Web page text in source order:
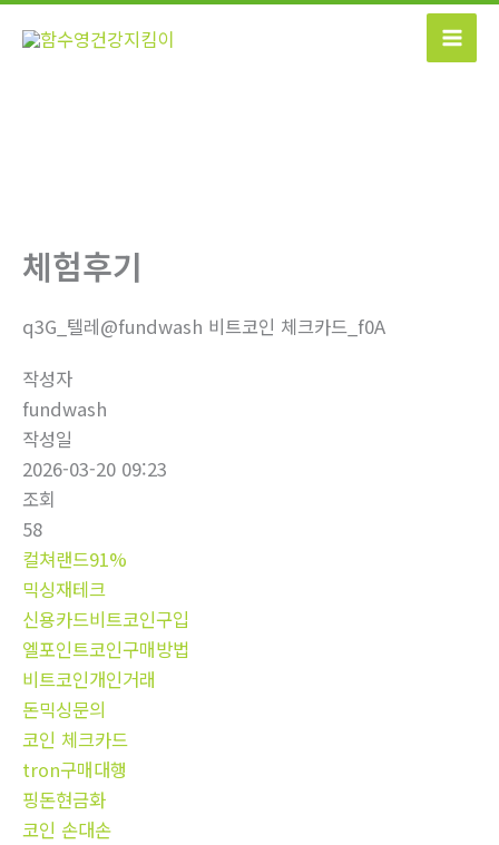
콘
체험후기
q3G_텔레@fundwash 비트코인 체크카드_f0A
작성자
fundwash
작성일
2026-03-20 09:23
조회
58
컬쳐랜드91%
믹싱재테크
신용카드비트코인구입
엘포인트코인구매방법
비트코인개인거래
돈믹싱문의
코인 체크카드
tron구매대행
핑돈현금화
코인 손대손